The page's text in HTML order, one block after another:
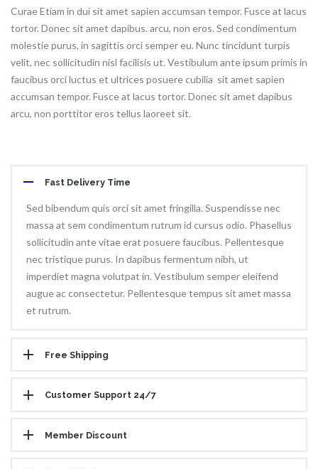
Curae Etiam in dui sit amet sapien accumsan tempor. Fusce at lacus
tortor. Donec sit amet dapibus. arcu, non eros. Sed condimentum
molestie purus, in sagittis orci semper eu. Nunc tincidunt turpis
velit, nec sollicitudin nisl facilisis ut. Vestibulum ante ipsum primis in
faucibus orci luctus et ultrices posuere cubilia sit amet sapien
accumsan tempor. Fusce at lacus tortor. Donec sit amet dapibus
arcu, non porttitor eros tellus laoreet sit.
Fast Delivery Time
Sed bibendum quis orci sit amet fringilla. Suspendisse nec
massa at sem condimentum rutrum id cursus odio. Phasellus
sollicitudin ante vitae erat posuere faucibus. Pellentesque
nec tristique purus. In dapibus fermentum nibh, ut
imperdiet magna volutpat in. Vestibulum semper eleifend
augue ac consectetur. Pellentesque tempus sit amet massa
et rutrum.
Free Shipping
Customer Support 24/7
Member Discount